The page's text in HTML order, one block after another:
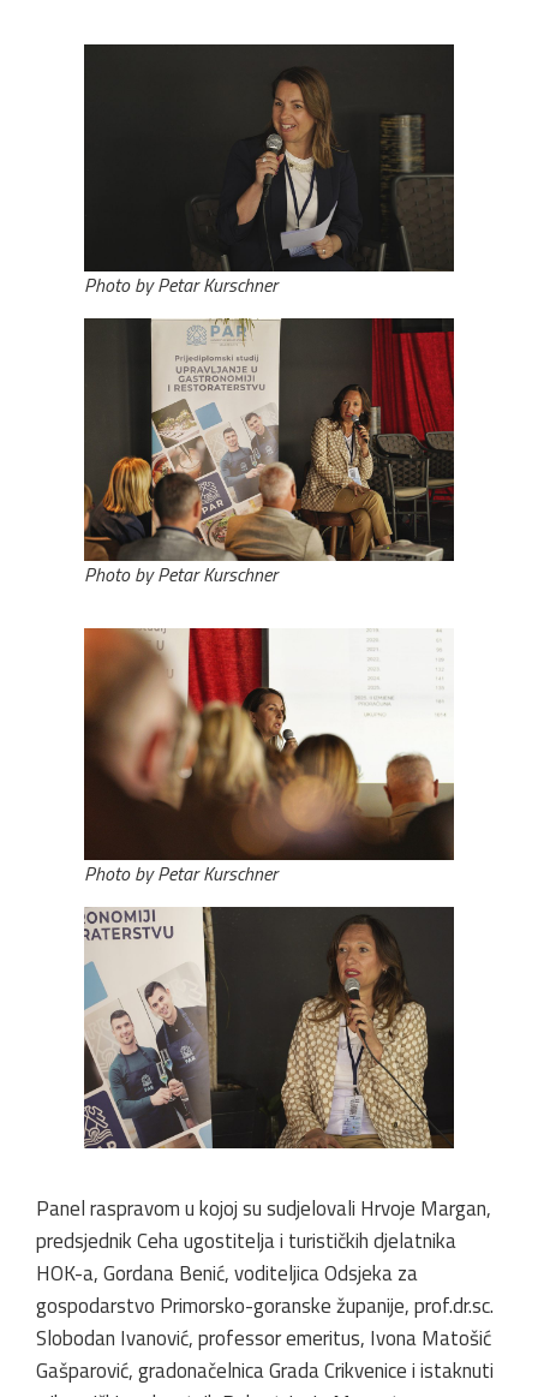
Photo by Petar Kurschner
Photo by Petar Kurschner
Photo by Petar Kurschner
Panel raspravom u kojoj su sudjelovali Hrvoje Margan,
predsjednik Ceha ugostitelja i turističkih djelatnika
HOK-a, Gordana Benić, voditeljica Odsjeka za
gospodarstvo Primorsko-goranske županije, prof.dr.sc.
Slobodan Ivanović, professor emeritus, Ivona Matošić
Gašparović, gradonačelnica Grada Crikvenice i istaknuti